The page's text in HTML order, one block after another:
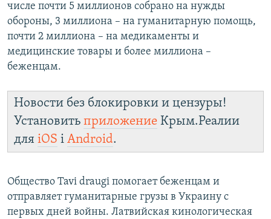
числе почти 5 миллионов собрано на нужды
обороны, 3 миллиона – на гуманитарную помощь,
почти 2 миллиона – на медикаменты и
медицинские товары и более миллиона –
беженцам.
Новости без блокировки и цензуры!
Установить приложение Крым.Реалии
для iOS і Android.
Общество Tavi draugi помогает беженцам и
отправляет гуманитарные грузы в Украину с
первых дней войны. Латвийская кинологическая